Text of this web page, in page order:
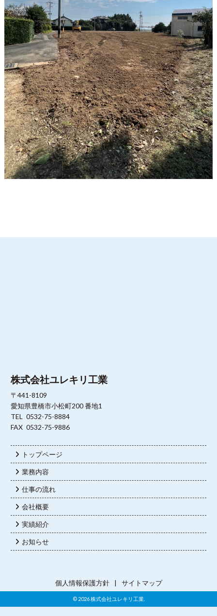
株式会社ユレキリ工業
〒441-8109
愛知県豊橋市小松町200 番地1
TEL 0532-75-8884
FAX 0532-75-9886
トップページ
業務内容
仕事の流れ
会社概要
実績紹介
お知らせ
個人情報保護方針 | サイトマップ
© 2026 株式会社ユレキリ工業.